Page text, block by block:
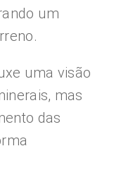
um
uma visão
mas
das